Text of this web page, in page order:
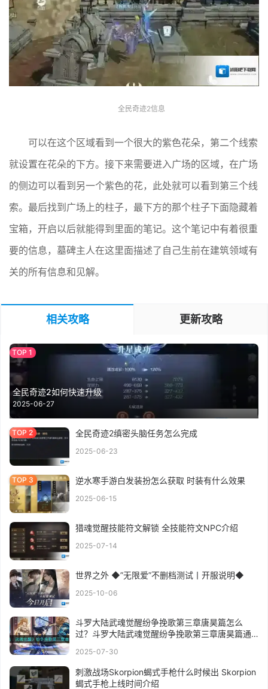
全民奇迹2信息
可以在这个区域看到一个很大的紫色花朵，第二个线索
就设置在花朵的下方。接下来需要进入广场的区域，在广场
的侧边可以看到另一个紫色的花，此处就可以看到第三个线
索。最后找到广场上的柱子，最下方的那个柱子下面隐藏着
宝箱，开启以后就能得到里面的笔记。这个笔记中有着很重
要的信息，墓碑主人在这里面描述了自己生前在建筑领域有
关的所有信息和见解。
相关攻略 更新攻略
全民奇迹2如何快速升级
2025-06-27
全民奇迹2缜密头脑任务怎么完成
2025-06-23
逆水寒手游白发装扮怎么获取 时装有什么效果
2025-06-15
猎魂觉醒技能符文解锁 全技能符文NPC介绍
2025-07-14
世界之外 ◆”无限爱”不删档测试丨开服说明◆
2025-10-06
斗罗大陆武魂觉醒纷争挽歌第三章唐昊篇怎么
过？斗罗大陆武魂觉醒纷争挽歌第三章唐昊篇通
2025-07-30
刺激战场Skorpion蝎式手枪什么时候出 Skorpion
蝎式手枪上线时间介绍